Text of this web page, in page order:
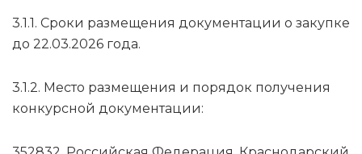
3.1.1. Сроки размещения документации о закупке
до 22.03.2026 года.
3.1.2. Место размещения и порядок получения
конкурсной документации: